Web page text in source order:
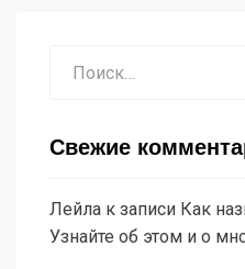
Свежие
Лейла к записи Как
Узнайте об этом и о